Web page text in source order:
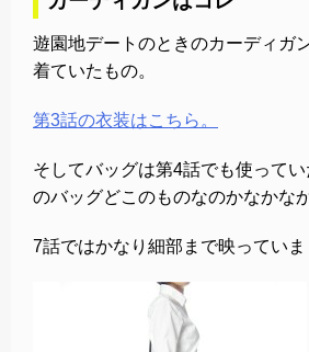
遊園地デートのときのカーディガ
着ていたもの。
第3話の衣装はこちら。
そしてバッグは第4話でも使って
のバッグどこのものなのかなかな
7話ではかなり細部まで映っていま